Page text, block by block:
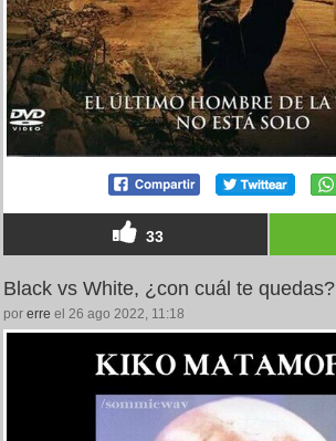
33
Black vs White, ¿con cuál te quedas?
por erre el 26 ago 2022, 11:18